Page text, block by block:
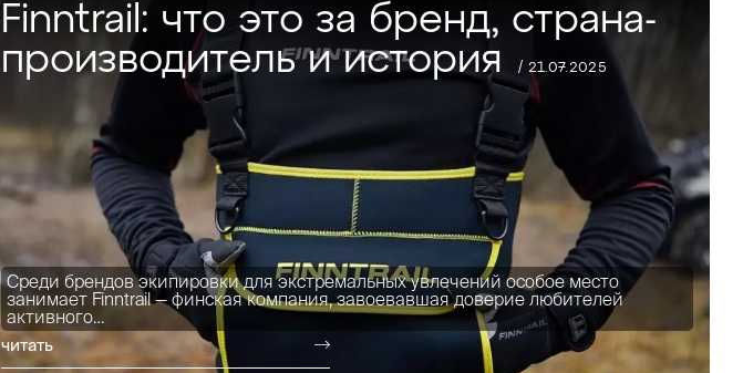
Finntrail: что это за бренд, страна-
производитель и история
/ 21.07.2025
Среди брендов экипировки для экстремальных увлечений особое место
занимает Finntrail — финская компания, завоевавшая доверие любителей
активного…
читать